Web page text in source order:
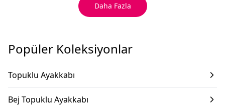
Daha Fazla
Popüler Koleksiyonlar
Topuklu Ayakkabı
Bej Topuklu Ayakkabı